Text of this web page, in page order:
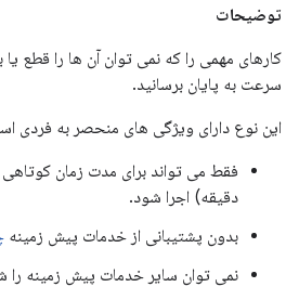
توضیحات
کارهای مهمی را که نمی توان آن ها را قطع یا
سرعت به پایان برسانید.
این نوع دارای ویژگی های منحصر به فردی
دقیقه) اجرا شود.
بدون پشتیبانی از خدمات پیش زمینه
نمی توان سایر خدمات پیش زمینه را